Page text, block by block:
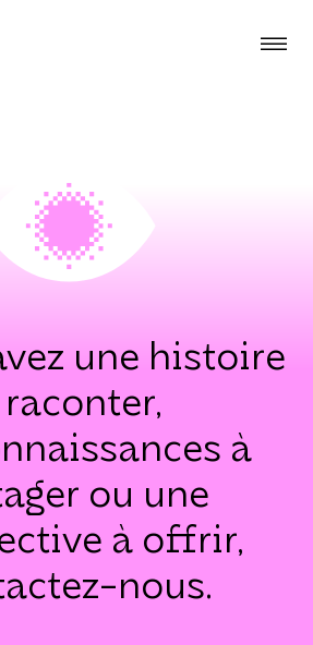
une histoire
raconter,
à
ou une
à offrir,
nous.